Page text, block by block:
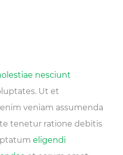
nesciunt
Ut et
veniam assumenda
tenetur ratione debitis
eligendi